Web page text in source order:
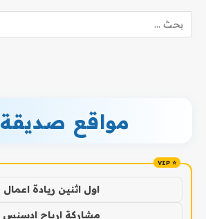
مواقع صديقة
اول اثنين ريادة اعمال
مشاركة ارباح ادسنس